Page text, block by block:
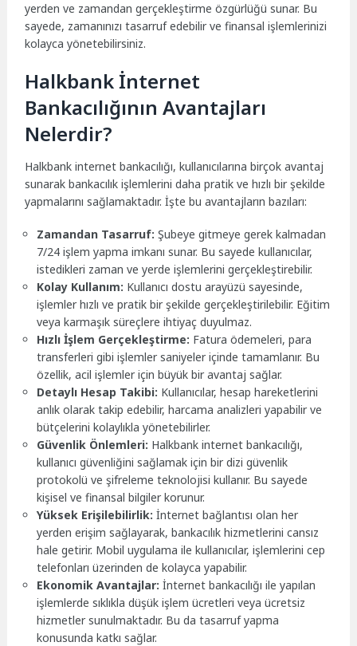
yerden ve zamandan gerçekleştirme özgürlüğü sunar. Bu
sayede, zamanınızı tasarruf edebilir ve finansal işlemlerinizi
kolayca yönetebilirsiniz.
Halkbank İnternet
Bankacılığının Avantajları
Nelerdir?
Halkbank internet bankacılığı, kullanıcılarına birçok avantaj
sunarak bankacılık işlemlerini daha pratik ve hızlı bir şekilde
yapmalarını sağlamaktadır. İşte bu avantajların bazıları:
Zamandan Tasarruf: Şubeye gitmeye gerek kalmadan
7/24 işlem yapma imkanı sunar. Bu sayede kullanıcılar,
istedikleri zaman ve yerde işlemlerini gerçekleştirebilir.
Kolay Kullanım: Kullanıcı dostu arayüzü sayesinde,
işlemler hızlı ve pratik bir şekilde gerçekleştirilebilir. Eğitim
veya karmaşık süreçlere ihtiyaç duyulmaz.
Hızlı İşlem Gerçekleştirme: Fatura ödemeleri, para
transferleri gibi işlemler saniyeler içinde tamamlanır. Bu
özellik, acil işlemler için büyük bir avantaj sağlar.
Detaylı Hesap Takibi: Kullanıcılar, hesap hareketlerini
anlık olarak takip edebilir, harcama analizleri yapabilir ve
bütçelerini kolaylıkla yönetebilirler.
Güvenlik Önlemleri: Halkbank internet bankacılığı,
kullanıcı güvenliğini sağlamak için bir dizi güvenlik
protokolü ve şifreleme teknolojisi kullanır. Bu sayede
kişisel ve finansal bilgiler korunur.
Yüksek Erişilebilirlik: İnternet bağlantısı olan her
yerden erişim sağlayarak, bankacılık hizmetlerini cansız
hale getirir. Mobil uygulama ile kullanıcılar, işlemlerini cep
telefonları üzerinden de kolayca yapabilir.
Ekonomik Avantajlar: İnternet bankacılığı ile yapılan
işlemlerde sıklıkla düşük işlem ücretleri veya ücretsiz
hizmetler sunulmaktadır. Bu da tasarruf yapma
konusunda katkı sağlar.